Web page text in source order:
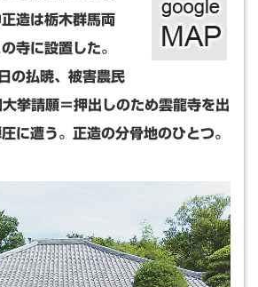
造は栃木群馬両
寺に設置した。
払暁、被害農民
請願＝押出しのため雲龍寺を出
に遭う。正造の分骨地のひとつ。